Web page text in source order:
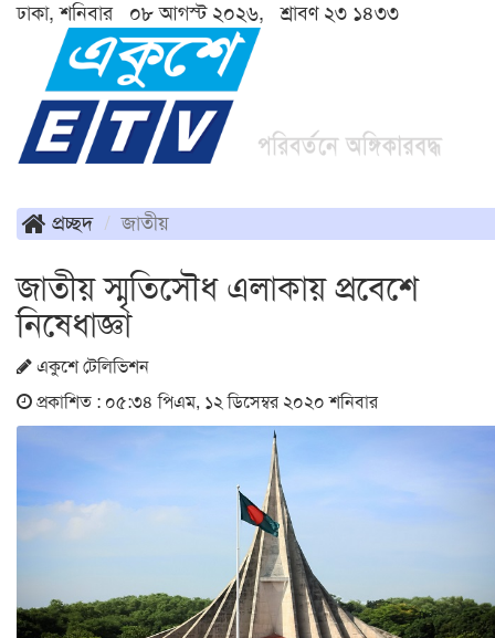
ঢাকা, শনিবার ০৮ আগস্ট ২০২৬, শ্রাবণ ২৩ ১৪৩৩
প্রচ্ছদ জাতীয়
জাতীয় স্মৃতিসৌধ এলাকায় প্রবেশে
নিষেধাজ্ঞা
একুশে টেলিভিশন
প্রকাশিত : ০৫:৩৪ পিএম, ১২ ডিসেম্বর ২০২০ শনিবার